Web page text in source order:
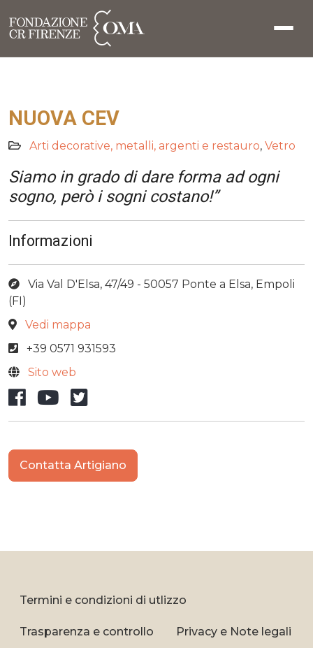
NUOVA CEV
Arti decorative, metalli, argenti e restauro, Vetro
Siamo in grado di dare forma ad ogni
sogno, però i sogni costano!”
Informazioni
Via Val D'Elsa, 47/49 - 50057 Ponte a Elsa, Empoli
(FI)
Vedi mappa
+39 0571 931593
Sito web
Facebook
YouTube
X/Twitter
Contatta Artigiano
Termini e condizioni di utlizzo
Trasparenza e controllo Privacy e Note legali